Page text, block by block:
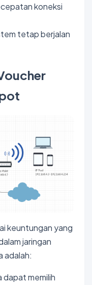
koneksi
tetap berjalan
keuntungan yang
jaringan
adalah:
dapat memilih